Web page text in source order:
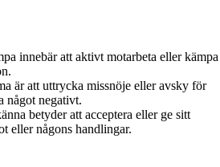
innebär att aktivt motarbeta eller kämpa
är att uttrycka missnöje eller avsky för
något negativt.
betyder att acceptera eller ge sitt
eller någons handlingar.